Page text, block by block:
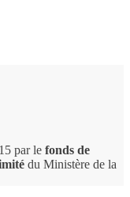
par le fonds de
du Ministère de la